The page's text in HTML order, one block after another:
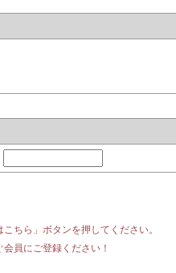
ちら」ボタンを押してください。
員にご登録ください！